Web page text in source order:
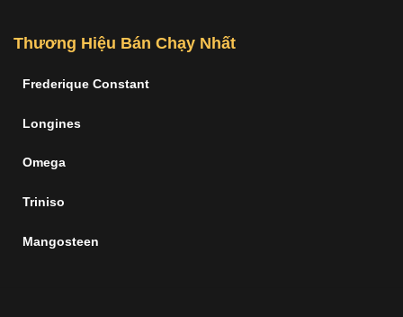
Thương Hiệu Bán Chạy Nhất
Frederique Constant
Longines
Omega
Triniso
Mangosteen